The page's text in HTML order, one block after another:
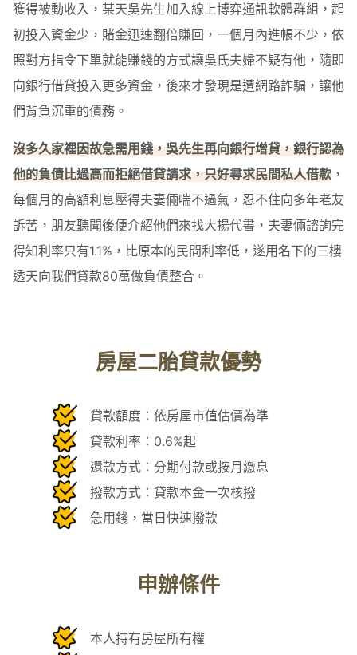
獲得被動收入，某天吳先生加入線上博弈通訊軟體群組，起
初投入資金少，賭金迅速翻倍賺回，一個月內進帳不少，依
照對方指令下單就能賺錢的方式讓吳氏夫婦不疑有他，隨即
向銀行借貸投入更多資金，後來才發現是遭網路詐騙，讓他
們背負沉重的債務。
沒多久家裡因故急需用錢，吳先生再向銀行增貸，銀行認為
他的負債比過高而拒絕借貸請求，只好尋求民間私人借款 ，
每個月的高額利息壓得夫妻倆喘不過氣，忍不住向多年老友
訴苦，朋友聽聞後便介紹他們來找大揚代書，夫妻倆諮詢完
得知利率只有1.1%，比原本的民間利率低，遂用名下的三樓
透天向我們貸款80萬做負債整合。
房屋二胎貸款優勢
貸款額度：依房屋市值估價為準
貸款利率：0.6%起
還款方式：分期付款或按月繳息
撥款方式：貸款本金一次核撥
急用錢，當日快速撥款
申辦條件
本人持有房屋所有權